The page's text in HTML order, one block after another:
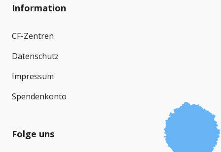
Information
CF-Zentren
Datenschutz
Impressum
Spendenkonto
Folge uns